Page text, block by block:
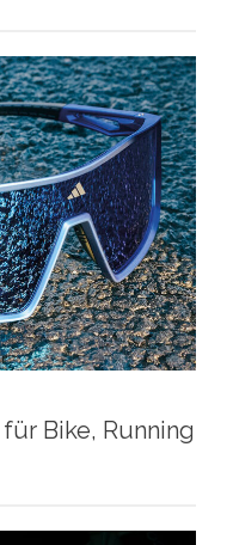
Bike, Running